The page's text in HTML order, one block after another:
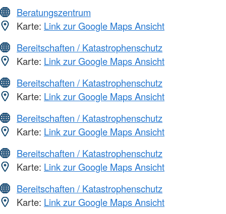
Beratungszentrum
Karte: Link zur Google Maps Ansicht
Bereitschaften / Katastrophenschutz
Karte: Link zur Google Maps Ansicht
Bereitschaften / Katastrophenschutz
Karte: Link zur Google Maps Ansicht
Bereitschaften / Katastrophenschutz
Karte: Link zur Google Maps Ansicht
Bereitschaften / Katastrophenschutz
Karte: Link zur Google Maps Ansicht
Bereitschaften / Katastrophenschutz
Karte: Link zur Google Maps Ansicht